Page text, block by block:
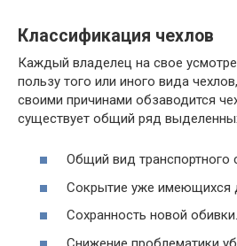
Классификация чехлов
Каждый владелец на свое
пользу того или иного вида
своими причинами обзаводится
существует общий ряд
Общий вид транспортного
Сокрытие уже имеющихся
Сохранность новой обивки.